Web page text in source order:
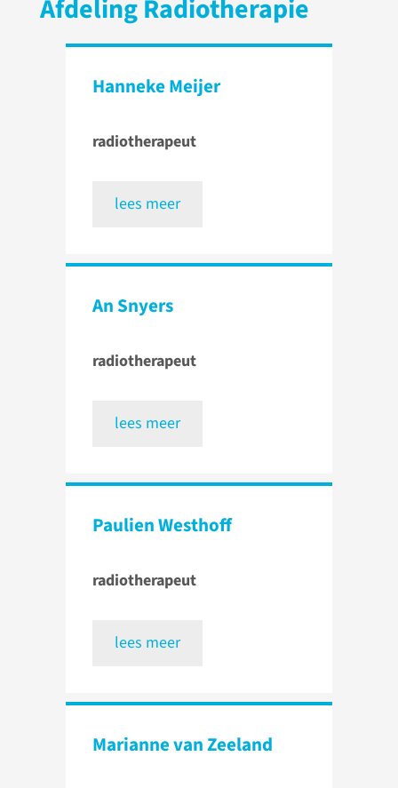
Afdeling Radiotherapie
Hanneke Meijer
radiotherapeut
lees meer
An Snyers
radiotherapeut
lees meer
Paulien Westhoff
radiotherapeut
lees meer
Marianne van Zeeland